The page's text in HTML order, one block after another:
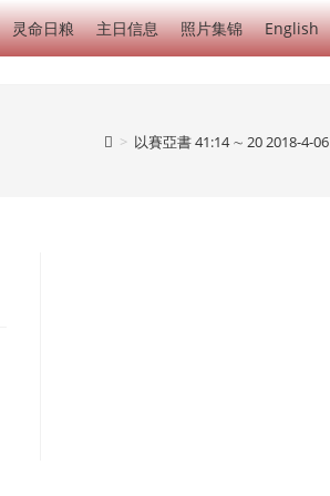
灵命日粮 主日信息 照片集锦 English
> 以賽亞書 41:14 ∼ 20 2018-4-06